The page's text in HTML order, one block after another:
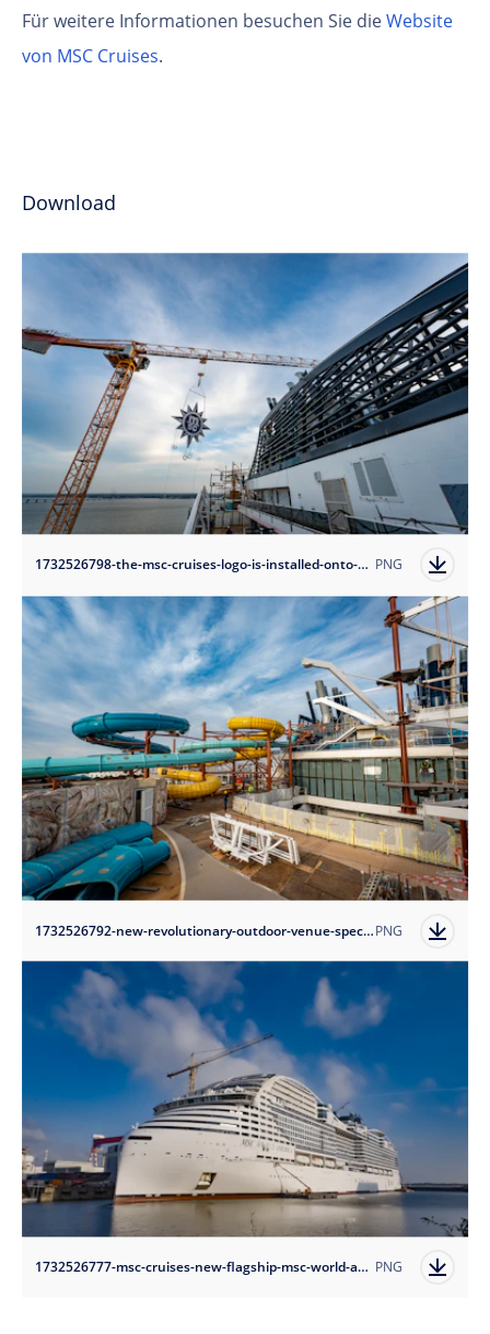
Für weitere Informationen besuchen Sie dieWebsite
von MSC Cruises.
Download
1732526798-the-msc-cruises-logo-is-installed-onto-new-flagship-msc-world-america?auto=format PNG
1732526792-new-revolutionary-outdoor-venue-specially-for-families-the-harbour-located-in-the-family-aventura-district?auto=formatPNG
1732526777-msc-cruises-new-flagship-msc-world-america-in-her-final-stages-of-construction?auto=format PNG